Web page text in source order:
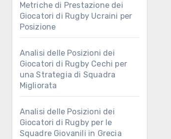
Metriche di Prestazione dei
Giocatori di Rugby Ucraini per
Posizione
Analisi delle Posizioni dei
Giocatori di Rugby Cechi per
una Strategia di Squadra
Migliorata
Analisi delle Posizioni dei
Giocatori di Rugby per le
Squadre Giovanili in Grecia